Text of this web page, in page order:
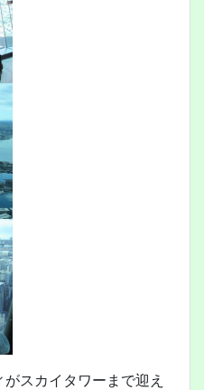
スカイタワーまで迎え